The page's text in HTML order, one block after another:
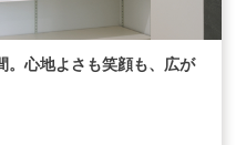
。心地よさも笑顔も、広が